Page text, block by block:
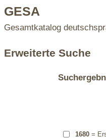
GESA
Gesamtkatalog
Erweiterte Suche
1680=